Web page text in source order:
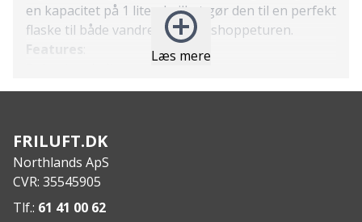
Læs mere
en kapacitet på 1 liter, hvilket gør den til en perfekt
flaske til både vandreturen og shoppeturen.
Features
Med praktisk løkkehætte til nem transport og nem
Nem rengøring takket være den store åbning,
diameter ca. ~ 44 mm
Hætte også velegnet til Pictor & Sculptor-isolerede
flasker „Standard Mouth“ samt drikkeflasker i
FRILUFT.DK
Northlands ApS
CVR: 35545905
Tlf.: 61 41 00 62